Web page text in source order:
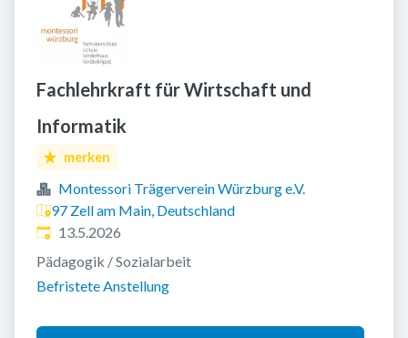
Fachlehrkraft für Wirtschaft und
Informatik
merken
Montessori Trägerverein Würzburg e.V.
97 Zell am Main, Deutschland
Veröffentlicht
13.5.2026
Pädagogik / Sozialarbeit
Befristete Anstellung